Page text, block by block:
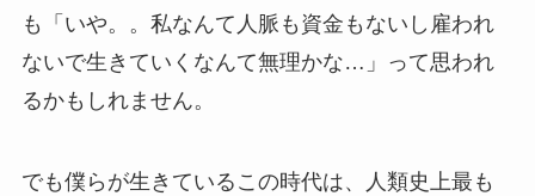
も「いや。。私なんて人脈も資金もないし雇われ
ないで生きていくなんて無理かな…」って思われ
るかもしれません。
でも僕らが生きているこの時代は、人類史上最も